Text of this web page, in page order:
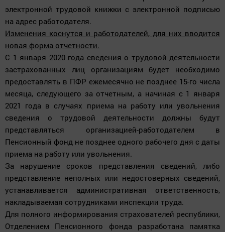
электронной трудовой книжки с электронной подписью
на адрес работодателя.
Изменения коснутся и работодателей, для них вводится
новая форма отчетности.
С 1 января 2020 года сведения о трудовой деятельности
застрахованных лиц организациям будет необходимо
предоставлять в ПФР ежемесячно не позднее 15-го числа
месяца, следующего за отчетным, а начиная с 1 января
2021 года в случаях приема на работу или увольнения
сведения о трудовой деятельности должны будут
представляться организацией-работодателем в
Пенсионный фонд не позднее одного рабочего дня с даты
приема на работу или увольнения.
За нарушение сроков представления сведений, либо
представление неполных или недостоверных сведений,
устанавливается административная ответственность,
накладываемая сотрудниками инспекции труда.
Для полного информирования страхователей республики,
Отделением Пенсионного фонда разработана памятка